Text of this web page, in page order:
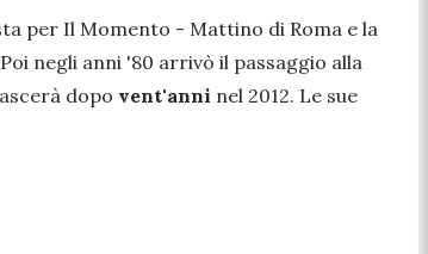
per Il Momento - Mattino di Roma e la
negli anni '80 arrivò il passaggio alla
dopo vent'anni nel 2012. Le sue